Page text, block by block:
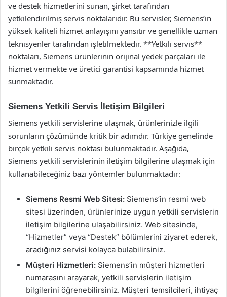
ve destek hizmetlerini sunan, şirket tarafından
yetkilendirilmiş servis noktalarıdır. Bu servisler, Siemens’in
yüksek kaliteli hizmet anlayışını yansıtır ve genellikle uzman
teknisyenler tarafından işletilmektedir. **Yetkili servis**
noktaları, Siemens ürünlerinin orijinal yedek parçaları ile
hizmet vermekte ve üretici garantisi kapsamında hizmet
sunmaktadır.
Siemens Yetkili Servis İletişim Bilgileri
Siemens yetkili servislerine ulaşmak, ürünlerinizle ilgili
sorunların çözümünde kritik bir adımdır. Türkiye genelinde
birçok yetkili servis noktası bulunmaktadır. Aşağıda,
Siemens yetkili servislerinin iletişim bilgilerine ulaşmak için
kullanabileceğiniz bazı yöntemler bulunmaktadır:
Siemens Resmi Web Sitesi: Siemens’in resmi web
sitesi üzerinden, ürünlerinize uygun yetkili servislerin
iletişim bilgilerine ulaşabilirsiniz. Web sitesinde,
“Hizmetler” veya “Destek” bölümlerini ziyaret ederek,
aradığınız servisi kolayca bulabilirsiniz.
Müşteri Hizmetleri: Siemens’in müşteri hizmetleri
numarasını arayarak, yetkili servislerin iletişim
bilgilerini öğrenebilirsiniz. Müşteri temsilcileri, ihtiyaç